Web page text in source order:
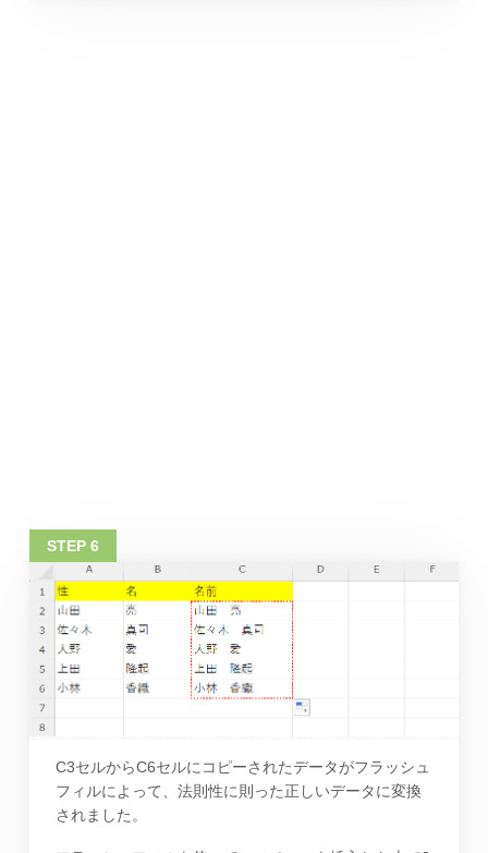
C3セルからC6セルにコピーされたデータがフラッシュ
フィルによって、法則性に則った正しいデータに変換
されました。